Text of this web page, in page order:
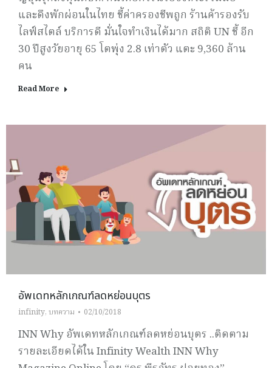
และดึงพักผ่อนในไทย ชี้ค่าครองชีพถูก ร้านค้ารองรับ
ไลฟ์สไตล์ บริการดี มั่นใจทำเงินได้มาก สถิติ UN ชี้ อีก
30 ปีสูงวัยอายุ 65 โตพุ่ง 2.8 เท่าตัว แตะ 9,360 ล้าน
คน
Read More
อัพเดทหลักเกณฑ์ลดหย่อนบุตร
infinity, บทความ 02/10/2018
INN Why อัพเดทหลักเกณฑ์ลดหย่อนบุตร ..ติดตาม
รายละเอียดได้ใน Infinity Wealth INN Why